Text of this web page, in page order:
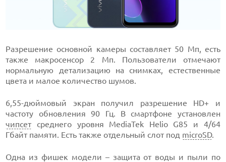
Разрешение основной камеры составляет 50 Мп, есть
также макросенсор 2 Мп. Пользователи отмечают
нормальную детализацию на снимках, естественные
цвета и малое количество шумов.
6,55-дюймовый экран получил разрешение HD+ и
частоту обновления 90 Гц. В смартфоне установлен
чипсетсреднего уровня MediaTek Helio G85 и 4/64
Гбайт памяти. Есть также отдельный слот под microSD.
Одна из фишек модели – защита от воды и пыли по